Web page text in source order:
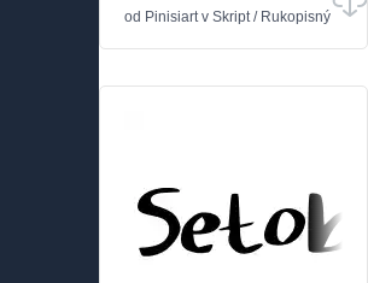
od Pinisiartv Skript/ Rukopisný